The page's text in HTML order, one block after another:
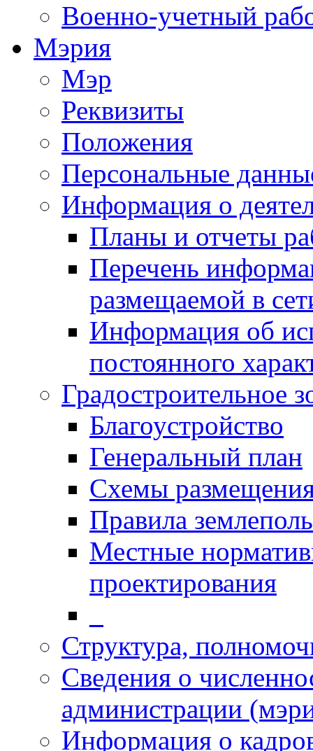
Военно-учетный
Мэрия
Мэр
Реквизиты
Положения
Персональные
Информация о
Планы и отчеты
Перечень
размещаемой в
Информация об
постоянного
Градостроительное
Благоустройство
Генеральный план
Схемы
Правила
Местные
проектирования
Структура,
Сведения о
администрации
Информация о